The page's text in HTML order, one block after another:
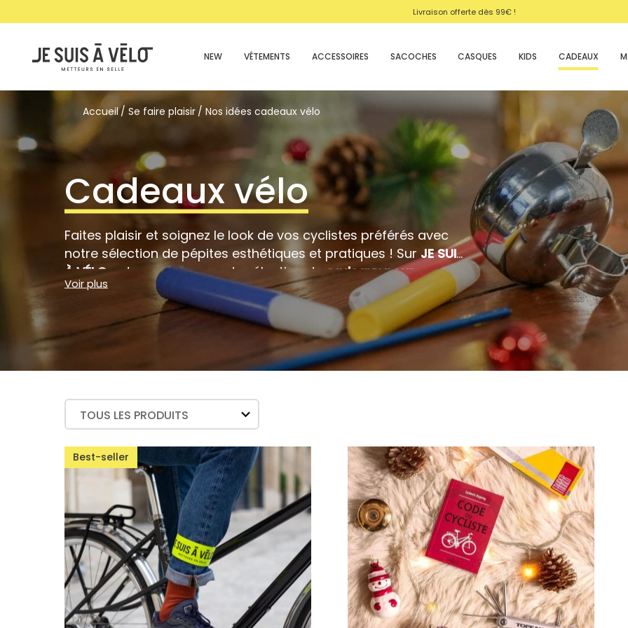
En ligne et enmagasin. Echanges gratuits sous 30j.
NEW VÊTEMENTS ACCESSOIRES SACOCHES CASQUES KIDS CADEAUX
Accueil Se faire plaisir Nos idées cadeaux vélo
Cadeaux vélo
Faites plaisir et soignez le look de vos cyclistes préférés avec
notre sélection de pépites esthétiques et pratiques ! SurJE SUIS
À VÉLO , retrouve une grande sélection de cadeaux pour
cycliste. L
idée cadeau vélo idéalepour tout passionné de vélo.
Des accessoiresoriginauxet utiles pour uneexpérienceautop,
pensés pour la
, laprotectionet le confort , afin
et gagner en plaisir sur chaquesortie.
Voir plus
TOUS LES PRODUITS
Best-seller